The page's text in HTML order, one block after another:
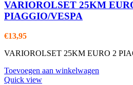
VARIOROLSET 25KM
PIAGGIO/VESPA
€13,95
VARIOROLSET 25KM EURO 2
Toevoegen aan winkelwagen
Quick view